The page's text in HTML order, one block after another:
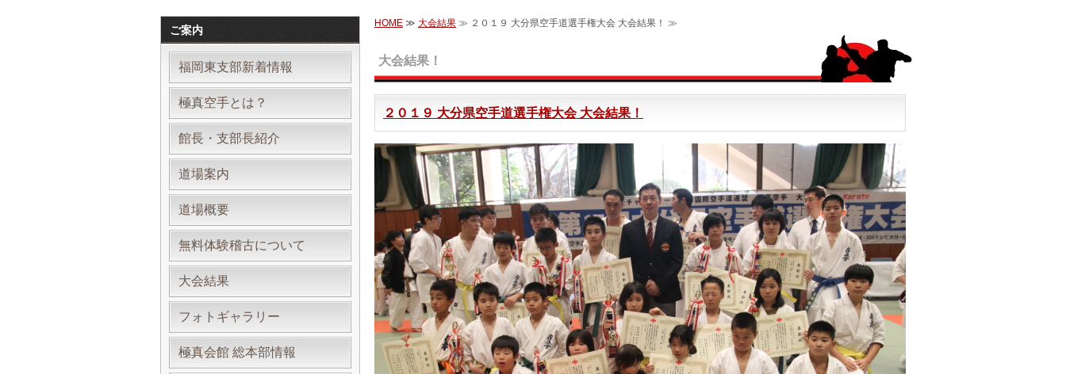
HOME ≫ 大会結果 ≫ ２０１９ 大分県空手道選手権大会 大会結果！ ≫
大会結果！
２０１９ 大分県空手道選手権大会 大会結果！
ご案内
福岡東支部新着情報
極真空手とは？
館長・支部長紹介
道場案内
道場概要
無料体験稽古について
大会結果
フォトギャラリー
極真会館 総本部情報